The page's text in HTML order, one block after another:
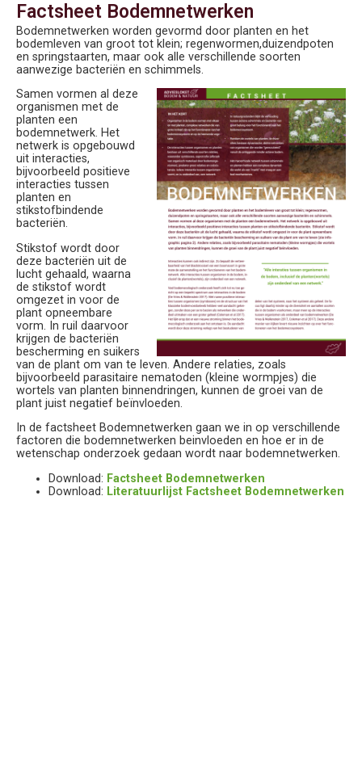
Factsheet Bodemnetwerken
Bodemnetwerken worden gevormd door planten en het
bodemleven van groot tot klein; regenwormen,duizendpoten
en springstaarten, maar ook alle verschillende soorten
aanwezige bacteriën en schimmels.
Samen vormen al deze
organismen met de
planten een
bodemnetwerk. Het
netwerk is opgebouwd
uit interacties,
bijvoorbeeld positieve
interacties tussen
planten en
stikstofbindende
bacteriën.
Stikstof wordt door
deze bacteriën uit de
lucht gehaald, waarna
de stikstof wordt
omgezet in voor de
plant opneembare
vorm. In ruil daarvoor
krijgen de bacteriën
bescherming en suikers
van de plant om van te leven. Andere relaties, zoals
bijvoorbeeld parasitaire nematoden (kleine wormpjes) die
wortels van planten binnendringen, kunnen de groei van de
plant juist negatief beïnvloeden.
In de factsheet Bodemnetwerken gaan we in op verschillende
factoren die bodemnetwerken beinvloeden en hoe er in de
wetenschap onderzoek gedaan wordt naar bodemnetwerken.
Download: Factsheet Bodemnetwerken
Download: Literatuurlijst Factsheet Bodemnetwerken